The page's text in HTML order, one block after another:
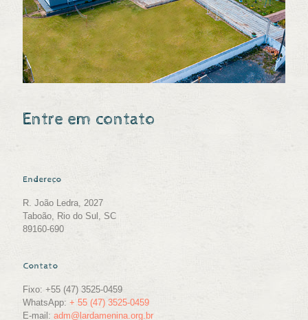
Entre em contato
Endereço
R. João Ledra, 2027
Taboão, Rio do Sul, SC
89160-690
Contato
Fixo: +55 (47) 3525-0459
WhatsApp: + 55 (47) 3525-0459
E-mail: adm@lardamenina.org.br